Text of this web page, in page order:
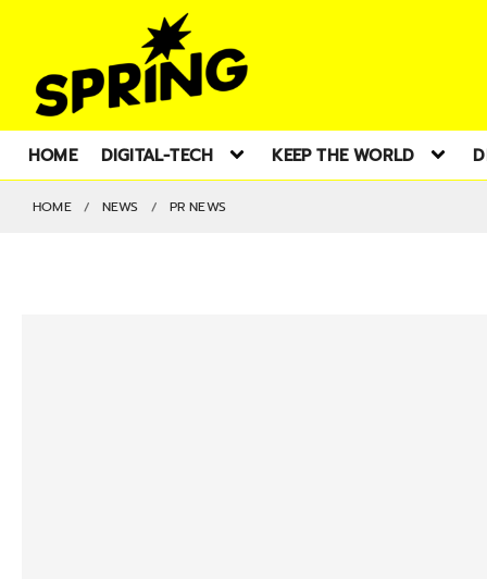
HOME DIGITAL-TECH KEEP THE WORLD
HOME NEWS PR NEWS